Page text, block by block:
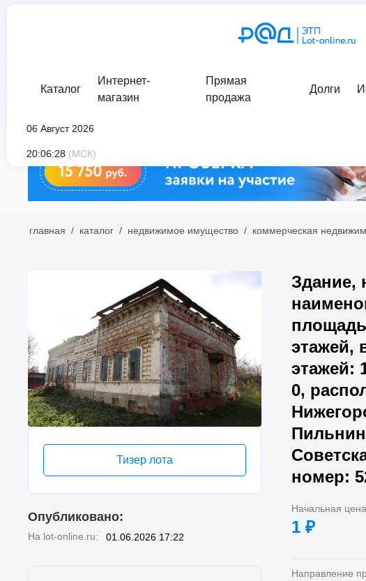
Каталог
Интернет-
магазин
Прямая
продажа
Долги
06 Август 2026
20:06:28 (МСК)
главная / каталог / недвижимое имущество / коммерческая
Тизер лота
Опубликовано:
На lot-online.ru: 01.06.2026 17:22
Здание,
этажей,
этажей:
0,
номер:
Начальная цена
1 ₽
Направление